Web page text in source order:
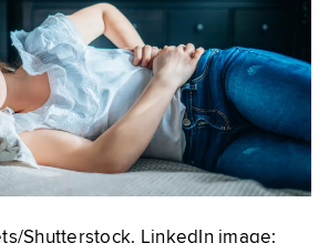
Shutterstock. LinkedIn image: